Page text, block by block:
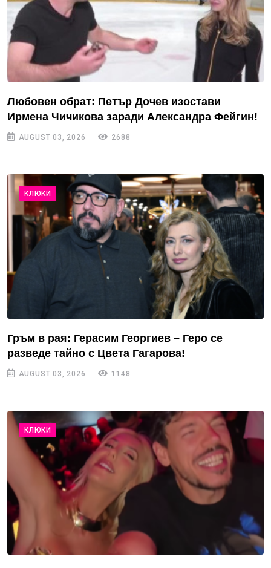
Любовен обрат: Петър Дочев изостави
Ирмена Чичикова заради Александра Фейгин!
AUGUST 03, 2026 2688
КЛЮКИ
Гръм в рая: Герасим Георгиев – Геро се
разведе тайно с Цвета Гагарова!
AUGUST 03, 2026 1148
КЛЮКИ